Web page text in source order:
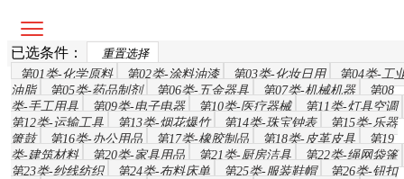
已选条件：
重置选择
第01类-化学原料
第02类-涂料油漆 第03类-化妆日用
第04类-工
油脂
第05类-药品制剂 第06类-五金器具 第07类-机械机器
第08
类-手工用具
第09类-电子电器 第10类-医疗器械
第11类-灯具空调
第12类-运输工具
第13类-烟花爆竹 第14类-珠宝钟表
第15类-乐器
箫鼓
第16类-办公用品 第17类-橡胶制品 第18类-皮革皮具
第19
类-建筑材料
第20类-家具用品 第21类-厨房洁具
第22类-绳网袋篷
第23类-纱线纺织
第24类-布料床单 第25类-服装鞋帽
第26类-钮扣